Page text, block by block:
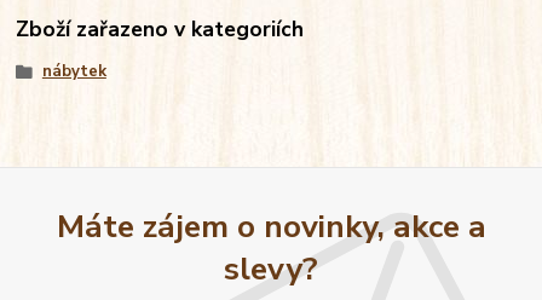
Zboží zařazeno v kategoriích
nábytek
Máte zájem o novinky, akce a
slevy?